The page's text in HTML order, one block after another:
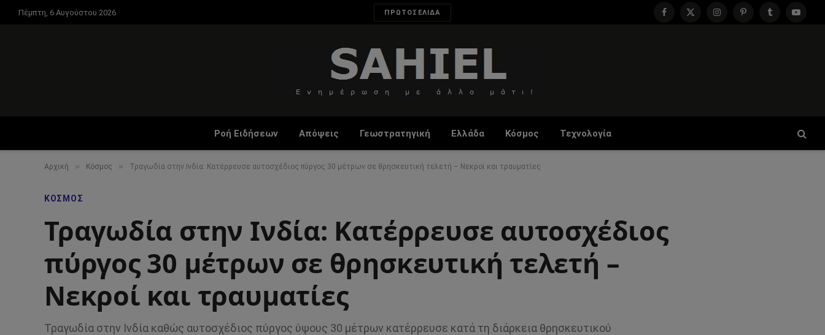
Πέμπτη, 6 Αυγούστου 2026 ΠΡΩΤΟΣΕΛΙΔΑ
Facebook
X
InstagramPinterestTumblr
Ροή Ειδήσεων Απόψεις Γεωστρατηγική Ελλάδα Κόσμος Τεχνολογία
Αρχική » Κόσμος » Τραγωδία στην Ινδία: Κατέρρευσε αυτοσχέδιος πύργος 30 μέτρων σε θρησκευτική τελετή – Νεκροί και τραυματίες
ΚΌΣΜΟΣ
Τραγωδία στην Ινδία: Κατέρρευσε αυτοσχέδιος
πύργος 30 μέτρων σε θρησκευτική τελετή –
Νεκροί και τραυματίες
Τραγωδία στην Ινδία καθώς αυτοσχέδιος πύργος ύψους 30 μέτρων κατέρρευσε κατά τη διάρκεια θρησκευτικού